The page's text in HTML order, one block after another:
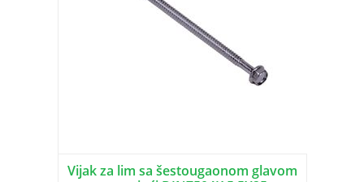
Vijak za lim sa šestougaonom glavom